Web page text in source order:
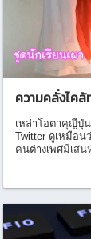
ความคลั่งไค
เหล่าโอตาคุญี่ปุ่
Twitter ดูเหมือ
คนต่างเพศมีเส